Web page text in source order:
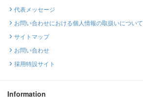
代表メッセージ
お問い合わせにおける個人情報の取扱いについて
サイトマップ
お問い合わせ
採用特設サイト
Information